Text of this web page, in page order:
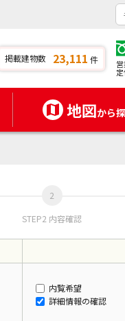
掲載建物数 23,111 件
地図から
STEP2 内容確認
内覧希望
詳細情報の確認